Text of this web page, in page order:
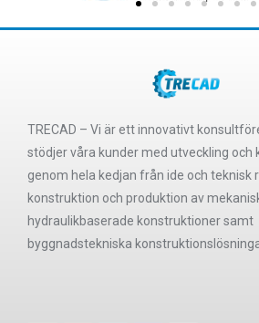
TRECAD – Vi är ett innovativt
stödjer våra kunder med utveckling och
genom hela kedjan från ide och teknisk
konstruktion och produktion av
hydraulikbaserade konstruktioner samt
byggnadstekniska